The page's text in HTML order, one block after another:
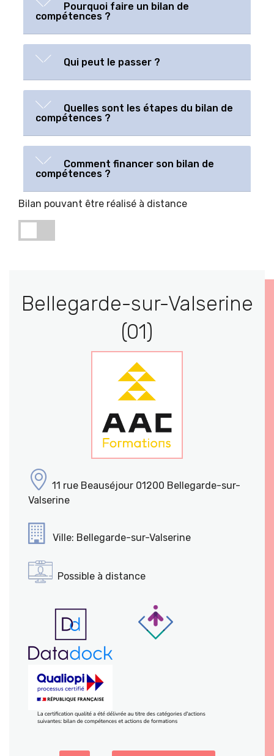
Pourquoi faire un bilan de
compétences ?
Qui peut le passer ?
Quelles sont les étapes du bilan de
compétences ?
Comment financer son bilan de
compétences ?
Bilan pouvant être réalisé à distance
Bellegarde-sur-Valserine
(01)
11 rue Beauséjour 01200 Bellegarde-sur-
Valserine
Ville: Bellegarde-sur-Valserine
Possible à distance